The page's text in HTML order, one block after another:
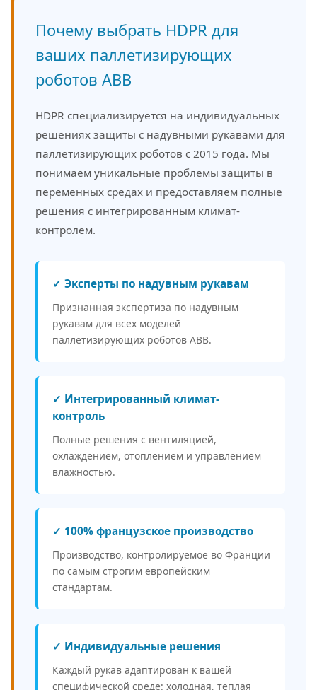
Почему выбрать HDPR для
ваших паллетизирующих
роботов ABB
HDPR специализируется на индивидуальных
решениях защиты с надувными рукавами для
паллетизирующих роботов с 2015 года. Мы
понимаем уникальные проблемы защиты в
переменных средах и предоставляем полные
решения с интегрированным климат-
контролем.
✓ Эксперты по надувным рукавам
Признанная экспертиза по надувным
рукавам для всех моделей
паллетизирующих роботов ABB.
✓ Интегрированный климат-
контроль
Полные решения с вентиляцией,
охлаждением, отоплением и управлением
влажностью.
✓ 100% французское производство
Производство, контролируемое во Франции
по самым строгим европейским
стандартам.
✓ Индивидуальные решения
Каждый рукав адаптирован к вашей
специфической среде: холодная, теплая